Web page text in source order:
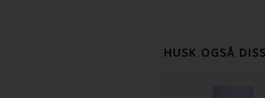
HUSK OGSÅ